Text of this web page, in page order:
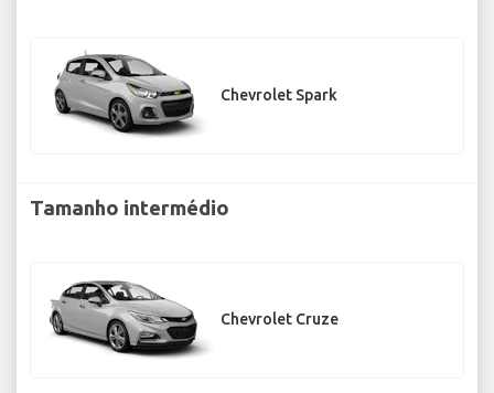
Chevrolet Spark
Tamanho intermédio
Chevrolet Cruze